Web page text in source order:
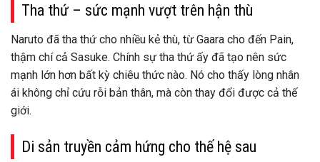
Tha thứ – sức mạnh vượt trên hận thù
Naruto đã tha thứ cho nhiều kẻ thù, từ Gaara cho đến Pain,
thậm chí cả Sasuke. Chính sự tha thứ ấy đã tạo nên sức
mạnh lớn hơn bất kỳ chiêu thức nào. Nó cho thấy lòng nhân
ái không chỉ cứu rỗi bản thân, mà còn thay đổi được cả thế
giới.
Di sản truyền cảm hứng cho thế hệ sau